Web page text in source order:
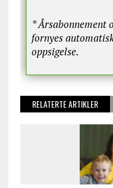
* Årsabonnement
fornyes
oppsigelse.
RELATERTE ARTIKLER